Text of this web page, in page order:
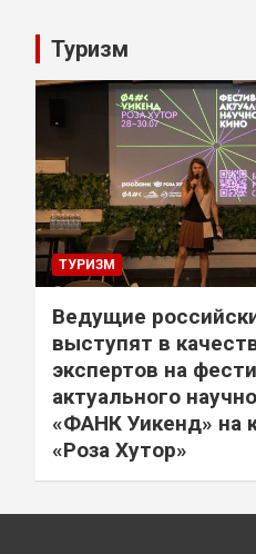
Туризм
ТУРИЗМ
Ведущие
выступят в
экспертов на
актуального
«ФАНК Уикенд» на
«Роза Хутор»